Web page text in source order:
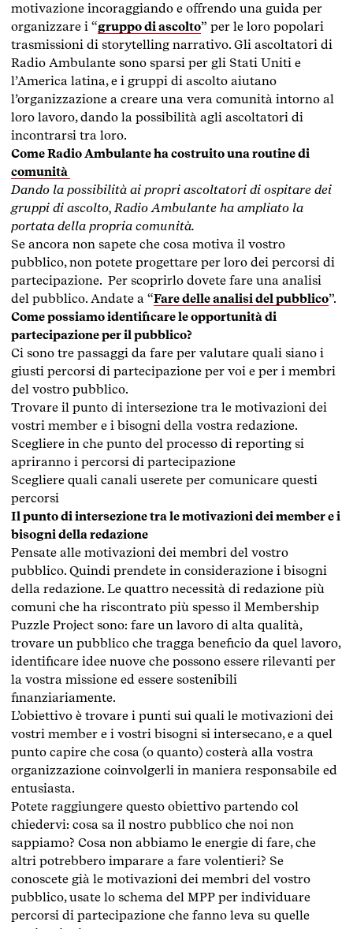
motivazione incoraggiando e offrendo una guida per
organizzare i “gruppo di ascolto” per le loro popolari
trasmissioni di storytelling narrativo. Gli ascoltatori di
Radio Ambulante sono sparsi per gli Stati Uniti e
l’America latina, e i gruppi di ascolto aiutano
l’organizzazione a creare una vera comunità intorno al
loro lavoro, dando la possibilità agli ascoltatori di
incontrarsi tra loro.
Come Radio Ambulante ha costruito una routine di
comunità
Dando la possibilità ai propri ascoltatori di ospitare dei
gruppi di ascolto, Radio Ambulante ha ampliato la
portata della propria comunità.
Se ancora non sapete che cosa motiva il vostro
pubblico, non potete progettare per loro dei percorsi di
partecipazione. Per scoprirlo dovete fare una analisi
del pubblico. Andate a “Fare delle analisi del pubblico”.
Come possiamo identificare le opportunità di
partecipazione per il pubblico?
Ci sono tre passaggi da fare per valutare quali siano i
giusti percorsi di partecipazione per voi e per i membri
del vostro pubblico.
Trovare il punto di intersezione tra le motivazioni dei
vostri member e i bisogni della vostra redazione.
Scegliere in che punto del processo di reporting si
apriranno i percorsi di partecipazione
Scegliere quali canali userete per comunicare questi
percorsi
Il punto di intersezione tra le motivazioni dei member e i
bisogni della redazione
Pensate alle motivazioni dei membri del vostro
pubblico. Quindi prendete in considerazione i bisogni
della redazione. Le quattro necessità di redazione più
comuni che ha riscontrato più spesso il Membership
Puzzle Project sono: fare un lavoro di alta qualità,
trovare un pubblico che tragga beneficio da quel lavoro,
identificare idee nuove che possono essere rilevanti per
la vostra missione ed essere sostenibili
finanziariamente.
L’obiettivo è trovare i punti sui quali le motivazioni dei
vostri member e i vostri bisogni si intersecano, e a quel
punto capire che cosa (o quanto) costerà alla vostra
organizzazione coinvolgerli in maniera responsabile ed
entusiasta.
Potete raggiungere questo obiettivo partendo col
chiedervi: cosa sa il nostro pubblico che noi non
sappiamo? Cosa non abbiamo le energie di fare, che
altri potrebbero imparare a fare volentieri? Se
conoscete già le motivazioni dei membri del vostro
pubblico, usate lo schema del MPP per individuare
percorsi di partecipazione che fanno leva su quelle